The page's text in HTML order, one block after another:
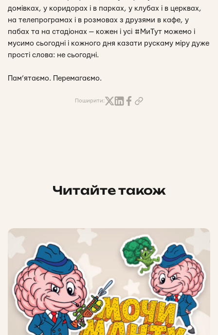
домівках, у коридорах і в парках, у клубах і в церквах,
на телепрограмах і в розмовах з друзями в кафе, у
пабах та на стадіонах — кожен і усі #МиТут можемо і
мусимо сьогодні і кожного дня казати рускаму міру дуже
прості слова: не сьогодні.
Пам’ятаємо. Перемагаємо.
Поширити:
Читайте також